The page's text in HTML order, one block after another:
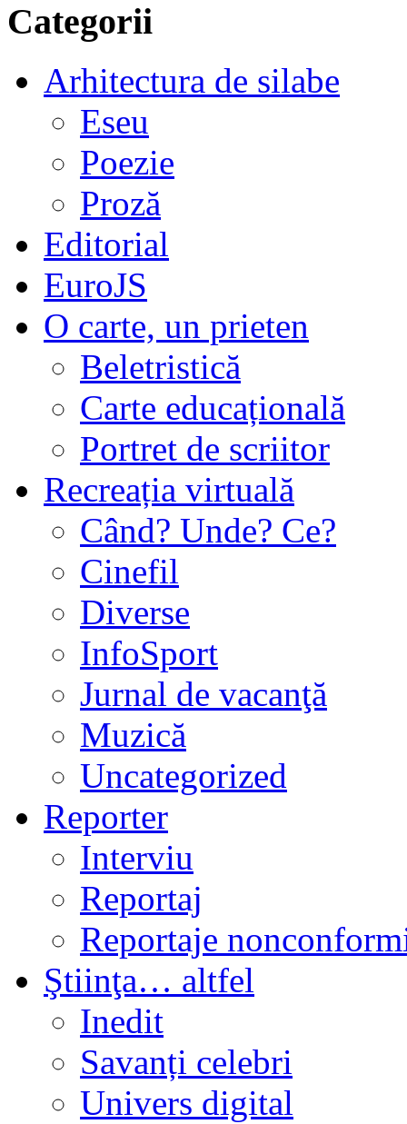
Categorii
Arhitectura de silabe
Eseu
Poezie
Proză
Editorial
EuroJS
O carte, un prieten
Beletristică
Carte educațională
Portret de scriitor
Recreația virtuală
Când? Unde? Ce?
Cinefil
Diverse
InfoSport
Jurnal de vacanţă
Muzică
Uncategorized
Reporter
Interviu
Reportaj
Reportaje
Ştiinţa… altfel
Inedit
Savanți celebri
Univers digital